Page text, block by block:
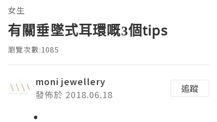
女生
有關垂墜式耳環嘅3個tips
瀏覽次數:1085
moni jewellery
發佈於 2018.06.18
追蹤